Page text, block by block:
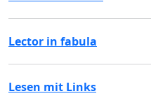
Lector in fabula
Lesen mit Links